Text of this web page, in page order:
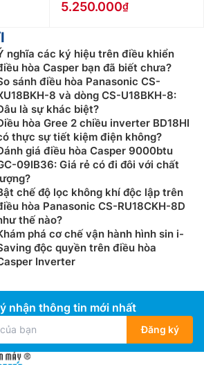
5.250.000
nghĩa các ký hiệu trên điều khiển
hòa Casper bạn đã biết chưa?
sánh điều hòa Panasonic CS-
8 và dòng CS-U18BKH-8:
là sự khác biệt?
hòa Gree 2 chiều inverter BD18HI
thực sự tiết kiệm điện không?
giá điều hòa Casper 9000btu
09IB36: Giá rẻ có đi đôi với chất
chế độ lọc không khí độc lập trên
hòa Panasonic CS-RU18CKH-8D
thế nào?
phá cơ chế vận hành hình sin i-
độc quyền trên điều hòa
Inverter
nhận thông tin mới nhất
Đăng ký